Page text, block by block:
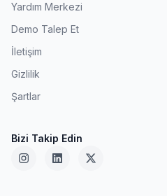
Yardım Merkezi
Demo Talep Et
İletişim
Gizlilik
Şartlar
Bizi Takip Edin